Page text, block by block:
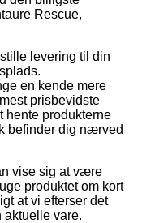
Rescue,
levering til din
en kende mere
prisbevidste
hente produkterne
befinder dig nærved
vise sig at være
produktet om kort
at vi efterser det
aktuelle vare.